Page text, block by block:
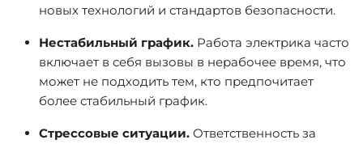
новых технологий и стандартов безопасности.
Нестабильный график. Работа электрика часто
включает в себя вызовы в нерабочее время, что
может не подходить тем, кто предпочитает
более стабильный график.
Стрессовые ситуации. Ответственность за